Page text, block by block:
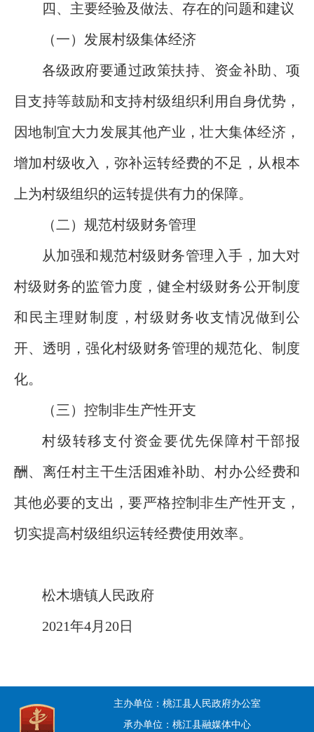
四、主要经验及做法、存在的问题和建议
（一）发展村级集体经济
各级政府要通过政策扶持、资金补助、项
目支持等鼓励和支持村级组织利用自身优势，
因地制宜大力发展其他产业，壮大集体经济，
增加村级收入，弥补运转经费的不足，从根本
上为村级组织的运转提供有力的保障。
（二）规范村级财务管理
从加强和规范村级财务管理入手，加大对
村级财务的监管力度，健全村级财务公开制度
和民主理财制度，村级财务收支情况做到公
开、透明，强化村级财务管理的规范化、制度
化。
（三）控制非生产性开支
村级转移支付资金要优先保障村干部报
酬、离任村主干生活困难补助、村办公经费和
其他必要的支出，要严格控制非生产性开支，
切实提高村级组织运转经费使用效率。
松木塘镇人民政府
2021年4月20日
主办单位：桃江县人民政府办公室
承办单位：桃江县融媒体中心